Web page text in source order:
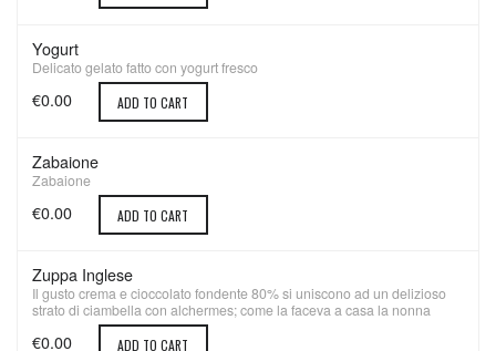
Yogurt
Delicato gelato fatto con yogurt fresco
€0.00 ADD TO CART
Zabaione
Zabaione
€0.00 ADD TO CART
Zuppa Inglese
Il gusto crema e cioccolato fondente 80% si uniscono ad un delizioso
strato di ciambella con alchermes; come la faceva a casa la nonna
€0.00 ADD TO CART